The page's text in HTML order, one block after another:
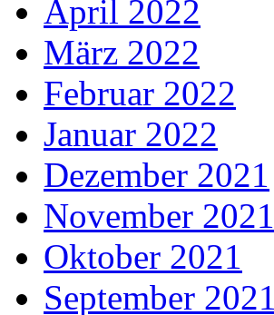
April 2022
März 2022
Februar 2022
Januar 2022
Dezember 2021
November 2021
Oktober 2021
September 2021